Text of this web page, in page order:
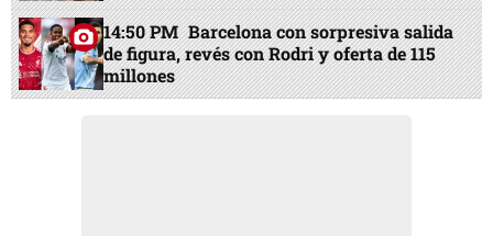
14:50 PM Barcelona con sorpresiva salida
de figura, revés con Rodri y oferta de 115
millones